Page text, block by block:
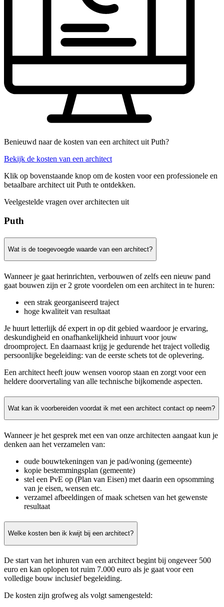
Benieuwd naar de kosten van een architect uit Puth?
Bekijk de kosten van een architect
Klik op bovenstaande knop om de kosten voor een professionele en
betaalbare architect uit Puth te ontdekken.
Veelgestelde vragen over architecten uit
Puth
Wat is de toegevoegde waarde van een architect?
Wanneer je gaat herinrichten, verbouwen of zelfs een nieuw pand
gaat bouwen zijn er 2 grote voordelen om een architect in te huren:
een strak georganiseerd traject
hoge kwaliteit van resultaat
Je huurt letterlijk dé expert in op dit gebied waardoor je ervaring,
deskundigheid en onafhankelijkheid inhuurt voor jouw
droomproject. En daarnaast krijg je gedurende het traject volledig
persoonlijke begeleiding: van de eerste schets tot de oplevering.
Een architect heeft jouw wensen voorop staan en zorgt voor een
heldere doorvertaling van alle technische bijkomende aspecten.
Wat kan ik voorbereiden voordat ik met een architect contact op neem?
Wanneer je het gesprek met een van onze architecten aangaat kun je
denken aan het verzamelen van:
oude bouwtekeningen van je pad/woning (gemeente)
kopie bestemmingsplan (gemeente)
stel een PvE op (Plan van Eisen) met daarin een opsomming
van je eisen, wensen etc.
verzamel afbeeldingen of maak schetsen van het gewenste
resultaat
Welke kosten ben ik kwijt bij een architect?
De start van het inhuren van een architect begint bij ongeveer 500
euro en kan oplopen tot ruim 7.000 euro als je gaat voor een
volledige bouw inclusief begeleiding.
De kosten zijn grofweg als volgt samengesteld: